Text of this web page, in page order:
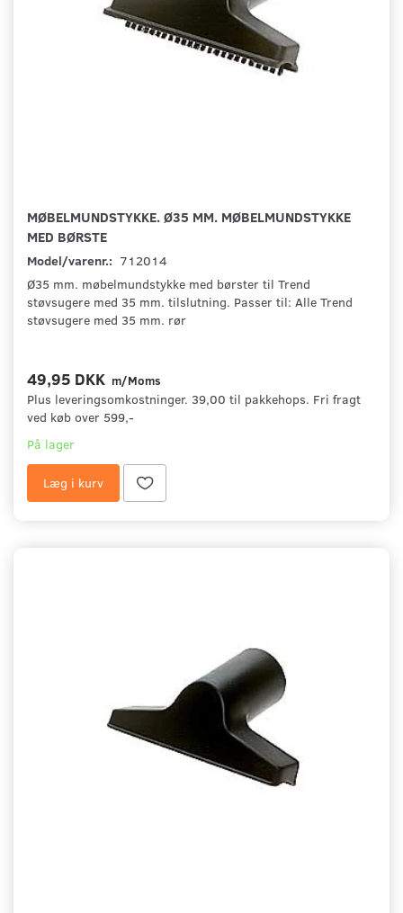
MØBELMUNDSTYKKE. Ø35 MM. MØBELMUNDSTYKKE
MED BØRSTE
Model/varenr.: 712014
Ø35 mm. møbelmundstykke med børster til Trend
støvsugere med 35 mm. tilslutning. Passer til: Alle Trend
støvsugere med 35 mm. rør
49,95 DKK m/Moms
Plus leveringsomkostninger. 39,00 til pakkehops. Fri fragt
ved køb over 599,-
På lager
Læg i kurv